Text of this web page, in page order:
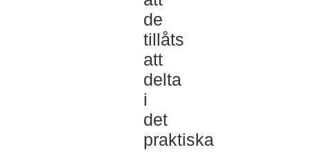
de
tillåts
att
delta
i
det
praktiska